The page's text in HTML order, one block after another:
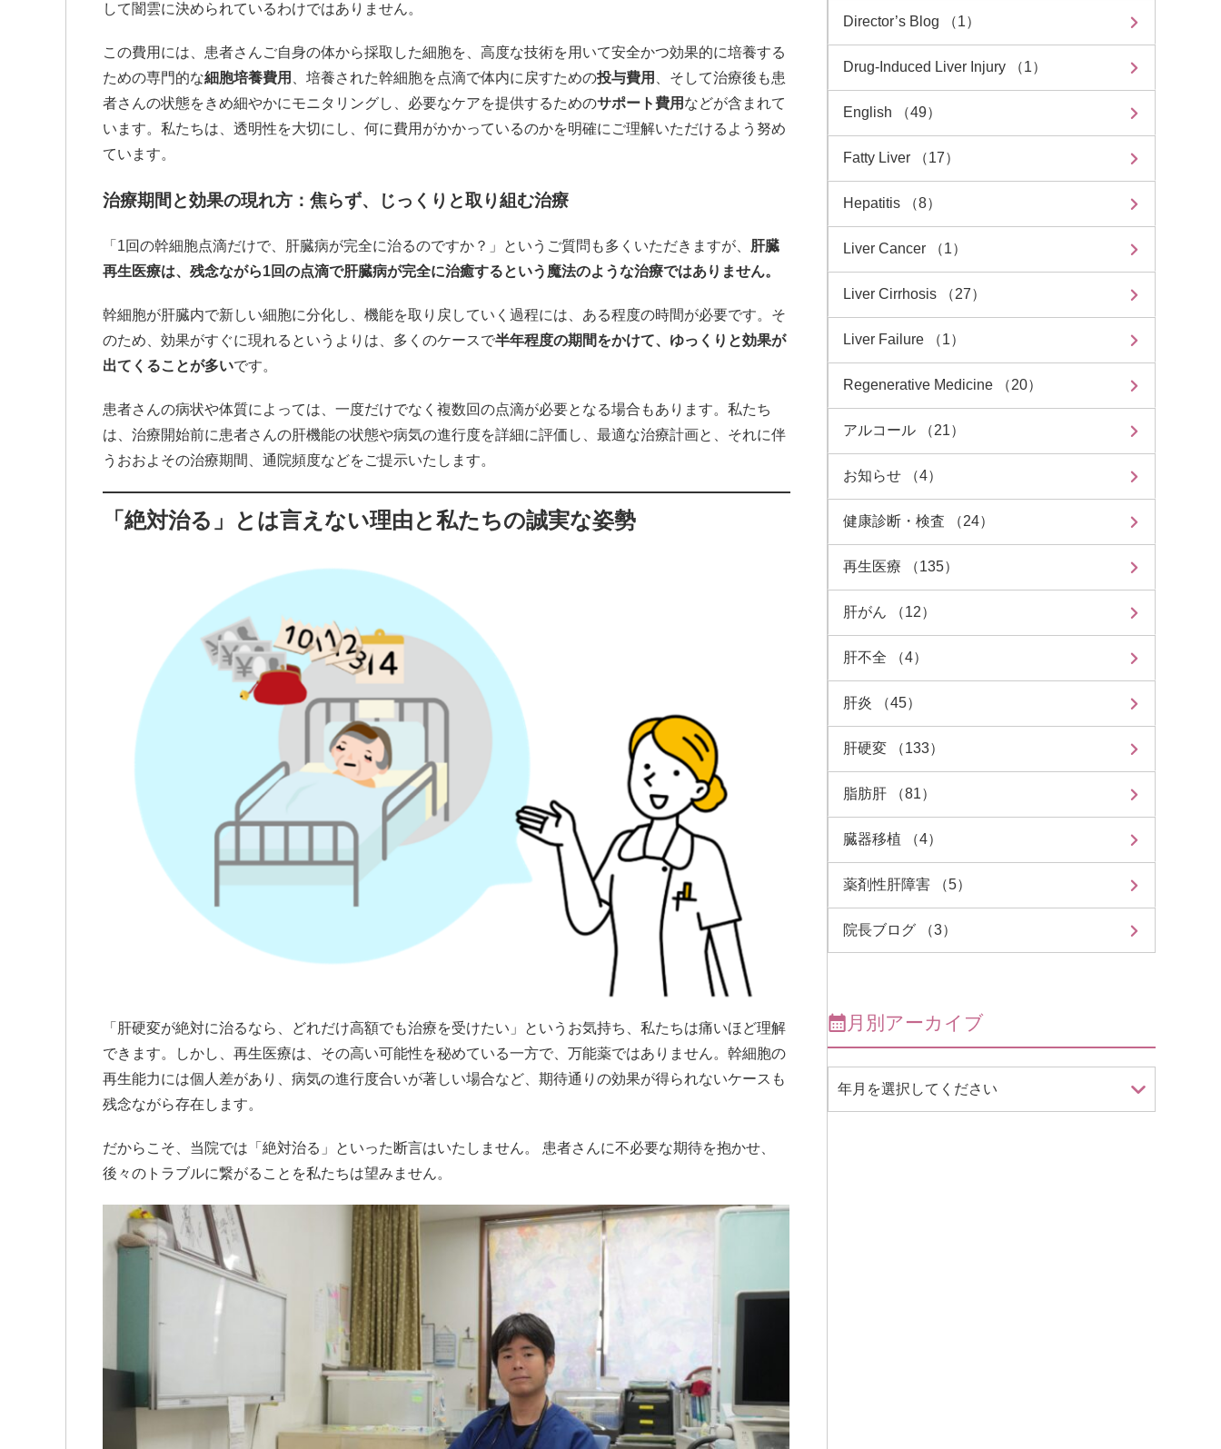
して闇雲に決められているわけではありません。
この費用には、患者さんご自身の体から採取した細胞を、高度な技術を用いて安全かつ効果的に培養する
ための専門的な細胞培養費用 、培養された幹細胞を点滴で体内に戻すための投与費用
、そして治療後も患
者さんの状態をきめ細やかにモニタリングし、必要なケアを提供するためのサポート費用 などが含まれて
います。私たちは、透明性を大切にし、何に費用がかかっているのかを明確にご理解いただけるよう努め
ています。
治療期間と効果の現れ方：焦らず、じっくりと取り組む治療
「1回の幹細胞点滴だけで、肝臓病が完全に治るのですか？」というご質問も多くいただきますが、 肝臓
再生医療は、残念ながら1回の点滴で肝臓病が完全に治癒するという魔法のような治療ではありません。
幹細胞が肝臓内で新しい細胞に分化し、機能を取り戻していく過程には、ある程度の時間が必要です。そ
のため、効果がすぐに現れるというよりは、多くのケースで半年程度の期間をかけて、ゆっくりと効果が
出てくることが多いです。
患者さんの病状や体質によっては、一度だけでなく複数回の点滴が必要となる場合もあります。私たち
は、治療開始前に患者さんの肝機能の状態や病気の進行度を詳細に評価し、最適な治療計画と、それに伴
うおおよその治療期間、通院頻度などをご提示いたします。
「絶対治る」とは言えない理由と私たちの誠実な姿勢
「肝硬変が絶対に治るなら、どれだけ高額でも治療を受けたい」というお気持ち、私たちは痛いほど理解
できます。しかし、再生医療は、その高い可能性を秘めている一方で、万能薬ではありません。幹細胞の
再生能力には個人差があり、病気の進行度合いが著しい場合など、期待通りの効果が得られないケースも
残念ながら存在します。
だからこそ、当院では「絶対治る」といった断言はいたしません。 患者さんに不必要な期待を抱かせ、
後々のトラブルに繋がることを私たちは望みません。
Director’s Blog （1）
Drug-Induced Liver Injury （1）
English （49）
Fatty Liver （17）
Hepatitis （8）
Liver Cancer （1）
Liver Cirrhosis （27）
Liver Failure （1）
Regenerative Medicine （20）
アルコール （21）
お知らせ （4）
健康診断・検査 （24）
再生医療 （135）
肝がん （12）
肝不全 （4）
肝炎 （45）
肝硬変 （133）
脂肪肝 （81）
臓器移植 （4）
薬剤性肝障害 （5）
院長ブログ （3）
月別アーカイブ
年月を選択してください